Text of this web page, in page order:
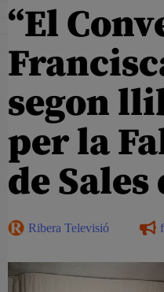
“El
segon
per la
de Sales
Ribera Televisió